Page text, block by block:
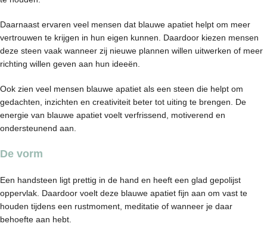
Daarnaast ervaren veel mensen dat blauwe apatiet helpt om meer
vertrouwen te krijgen in hun eigen kunnen. Daardoor kiezen mensen
deze steen vaak wanneer zij nieuwe plannen willen uitwerken of meer
richting willen geven aan hun ideeën.
Ook zien veel mensen blauwe apatiet als een steen die helpt om
gedachten, inzichten en creativiteit beter tot uiting te brengen. De
energie van blauwe apatiet voelt verfrissend, motiverend en
ondersteunend aan.
De vorm
Een handsteen ligt prettig in de hand en heeft een glad gepolijst
oppervlak. Daardoor voelt deze blauwe apatiet fijn aan om vast te
houden tijdens een rustmoment, meditatie of wanneer je daar
behoefte aan hebt.